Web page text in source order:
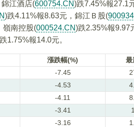
江酒店(600754.CN)跌7.45%報27.1
)跌4.11%報8.63元，錦江Ｂ股(
嶺南控股(000524.CN)跌2.35%報9.97
1.75%報14.0元。
漲跌幅(%)
最
-7.45
-4.53
-4.11
-3.41
-3.16